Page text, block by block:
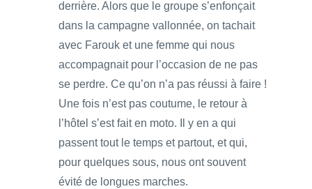
derrière. Alors que le groupe s’enfonçait
dans la campagne vallonnée, on tachait
avec Farouk et une femme qui nous
accompagnait pour l’occasion de ne pas
se perdre. Ce qu’on n’a pas réussi à faire !
Une fois n’est pas coutume, le retour à
l’hôtel s’est fait en moto. Il y en a qui
passent tout le temps et partout, et qui,
pour quelques sous, nous ont souvent
évité de longues marches.